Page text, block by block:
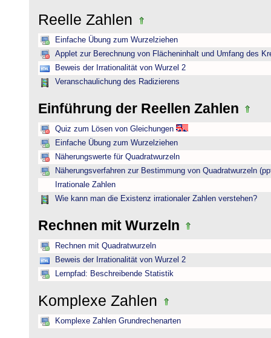
Reelle Zahlen
Einfache Übung zum Wurzelziehen
Applet zur Berechnung von Flächeninhalt und Umfang des
Beweis der Irrationalität von Wurzel 2
Veranschaulichung des Radizierens
Einführung der Reellen Zahlen
Quiz zum Lösen von Gleichungen
Einfache Übung zum Wurzelziehen
Näherungswerte für Quadratwurzeln
Näherungsverfahren zur Bestimmung von Quadratwurzeln
Irrationale Zahlen
Wie kann man die Existenz irrationaler Zahlen verstehen?
Rechnen mit Wurzeln
Rechnen mit Quadratwurzeln
Beweis der Irrationalität von Wurzel 2
Lernpfad: Beschreibende Statistik
Komplexe Zahlen
Komplexe Zahlen Grundrechenarten